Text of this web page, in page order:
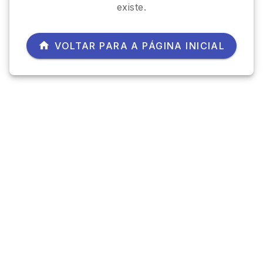
existe.
VOLTAR PARA A PÁGINA INICIAL